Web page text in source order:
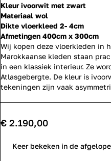
Kleur ivoorwit met zwart
Materiaal wol
Dikte vloerkleed 2- 4cm
Afmetingen 400cm x 300cm
Wij kopen deze vloerkleden in
Marokkaanse kleden staan
in een klassiek interieur. Ze
Atlasgebergte. De kleur is
tekeningen zijn vaak
€ 2.190,00
Keer bekeken in de